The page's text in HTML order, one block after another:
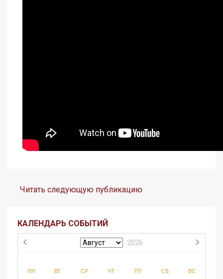
Читать следующую публикацию
КАЛЕНДАРЬ СОБЫТИЙ
2026
ПН ВТ СР ЧТ ПТ СБ ВС